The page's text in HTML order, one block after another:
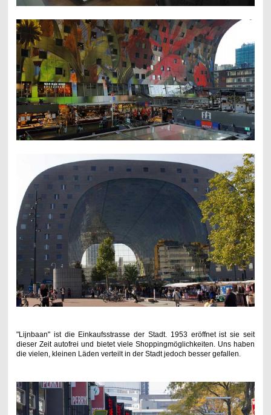
"Lijnbaan" ist die Einkaufsstrasse der Stadt. 1953 eröffnet ist sie seit
dieser Zeit autofrei und bietet viele Shoppingmöglichkeiten. Uns haben
die vielen, kleinen Läden verteilt in der Stadt jedoch besser gefallen.